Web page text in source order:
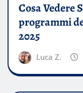
Cosa Vedere
programmi
2025
Luca Z.